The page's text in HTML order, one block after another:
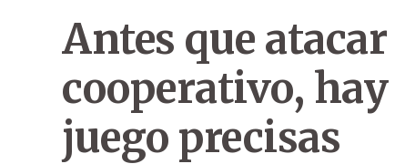
Antes que
cooperativo,
juego precisas